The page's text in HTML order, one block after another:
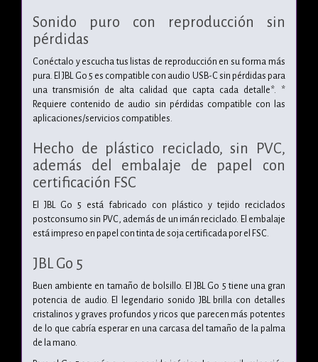
Sonido puro con reproducción sin
pérdidas
Conéctalo y escucha tus listas de reproducción en su forma más
pura. El JBL Go 5 es compatible con audio USB-C sin pérdidas para
una transmisión de alta calidad que capta cada detalle*. *
Requiere contenido de audio sin pérdidas compatible con las
aplicaciones/servicios compatibles.
Hecho de plástico reciclado, sin PVC,
además del embalaje de papel con
certificación FSC
El JBL Go 5 está fabricado con plástico y tejido reciclados
postconsumo sin PVC, además de un imán reciclado. El embalaje
está impreso en papel con tinta de soja certificada por el FSC.
JBL Go 5
Buen ambiente en tamaño de bolsillo. El JBL Go 5 tiene una gran
potencia de audio. El legendario sonido JBL brilla con detalles
cristalinos y graves profundos y ricos que parecen más potentes
de lo que cabría esperar en una carcasa del tamaño de la palma
de la mano.